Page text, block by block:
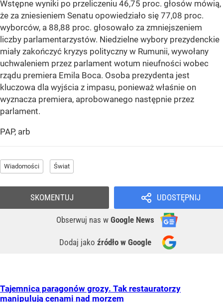
Wstępne wyniki po przeliczeniu 46,75 proc. głosów mówią,
że za zniesieniem Senatu opowiedziało się 77,08 proc.
wyborców, a 88,88 proc. głosowało za zmniejszeniem
liczby parlamentarzystów. Niedzielne wybory prezydenckie
miały zakończyć kryzys polityczny w Rumunii, wywołany
uchwaleniem przez parlament wotum nieufności wobec
rządu premiera Emila Boca. Osoba prezydenta jest
kluczowa dla wyjścia z impasu, ponieważ właśnie on
wyznacza premiera, aprobowanego następnie przez
parlament.
PAP, arb
Wiadomości Świat
UDOSTĘPNIJ
Obserwuj nas w Google News
Dodaj jako źródło w Google
SKOMENTUJ
Tajemnica paragonów grozy. Tak restauratorzy
manipulują cenami nad morzem